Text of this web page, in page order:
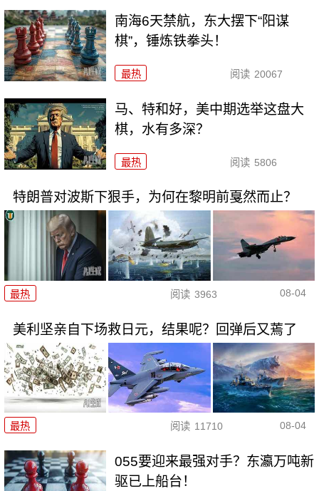
南海6天禁航，东大摆下“阳谋
棋”，锤炼铁拳头！
最热 阅读 20067
马、特和好，美中期选举这盘大
棋，水有多深？
最热 阅读 5806
特朗普对波斯下狠手，为何在黎明前戛然而止？
最热 阅读 3963 08-04
美利坚亲自下场救日元，结果呢？回弹后又蔫了
最热 阅读 11710 08-04
055要迎来最强对手？东瀛万吨新
驱已上船台！